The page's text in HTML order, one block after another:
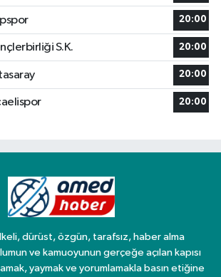
20:00
S.K. 20:00
20:00
20:00
dürüst, özgün, tarafsız, haber alma
ve kamuoyunun gerçeğe açılan kapısı
yaymak ve yorumlamakla basın etiğine